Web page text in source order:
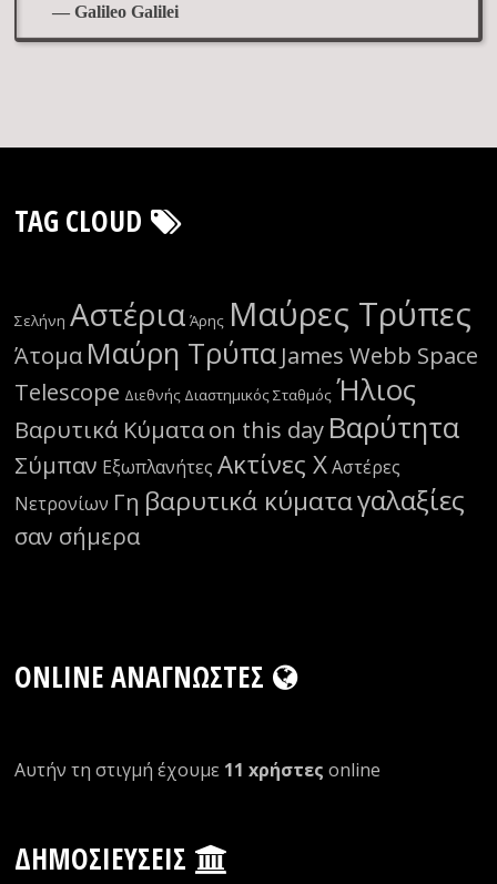
— Galileo Galilei
TAG CLOUD
Σελήνη Αστέρια Άρης Μαύρες Τρύπες
Άτομα Μαύρη Τρύπα James Webb Space
Telescope Διεθνής Διαστημικός Σταθμός Ήλιος
Βαρυτικά Κύματαon this day Βαρύτητα
Σύμπαν Εξωπλανήτες Ακτίνες Χ Αστέρες
Νετρονίων Γη βαρυτικά κύματαγαλαξίες
σαν σήμερα
ONLINE ΑΝΑΓΝΏΣΤΕΣ
Αυτήν τη στιγμή έχουμε 11 xρήστες οnline
ΔΗΜΟΣΙΕΎΣΕΙΣ